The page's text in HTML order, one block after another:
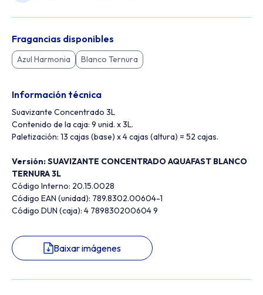
Fragancias disponibles
Azul Harmonia Blanco Ternura
Información técnica
Suavizante Concentrado 3L
Contenido de la caja: 9 unid. x 3L.
Paletización: 13 cajas (base) x 4 cajas (altura) = 52 cajas.
Versión: SUAVIZANTE CONCENTRADO AQUAFAST BLANCO
TERNURA 3L
Código Interno: 20.15.0028
Código EAN (unidad): 789.8302.00604-1
Código DUN (caja): 4 789830200604 9
Baixar imágenes